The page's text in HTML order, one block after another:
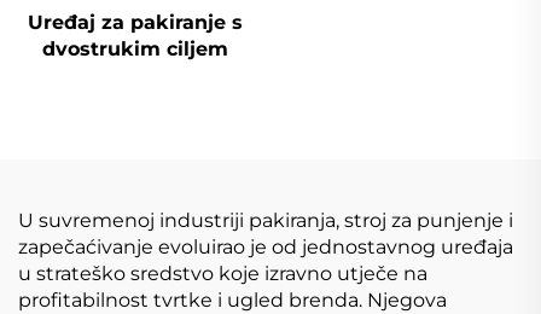
Uređaj za pakiranje s
dvostrukim ciljem
U suvremenoj industriji pakiranja, stroj za punjenje i
zapečaćivanje evoluirao je od jednostavnog uređaja
u strateško sredstvo koje izravno utječe na
profitabilnost tvrtke i ugled brenda. Njegova